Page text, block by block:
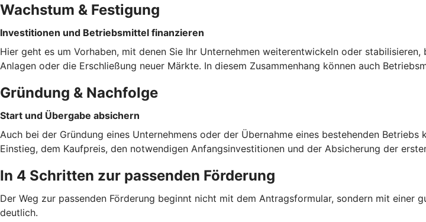
Wachstum & Festigung
Investitionen und Betriebsmittel finanzieren
Hier geht es um Vorhaben, mit denen Sie Ihr Unternehmen weiterentwickeln oder
Anlagen oder die Erschließung neuer Märkte. In diesem Zusammenhang können auch
Gründung & Nachfolge
Start und Übergabe absichern
Auch bei der Gründung eines Unternehmens oder der Übernahme eines bestehenden
Einstieg, dem Kaufpreis, den notwendigen Anfangsinvestitionen und der Absicherung der
In 4 Schritten zur passenden Förderung
Der Weg zur passenden Förderung beginnt nicht mit dem Antragsformular, sondern mit einer
deutlich.